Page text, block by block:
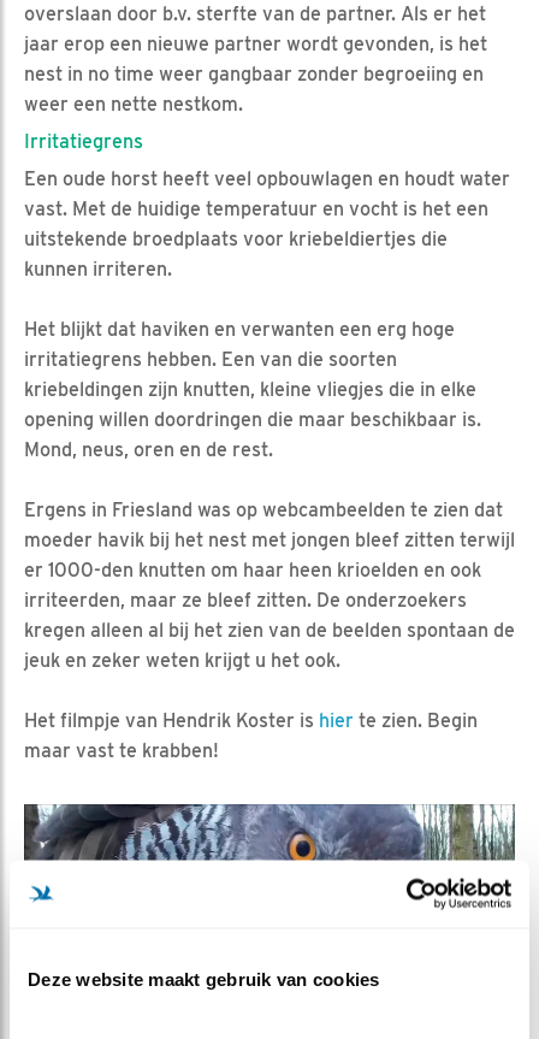
Deze website maakt gebruik van cookies
overslaan door b.v. sterfte van de partner. Als er het
jaar erop een nieuwe partner wordt gevonden, is het
nest in no time weer gangbaar zonder begroeiing en
weer een nette nestkom.
Irritatiegrens
Een oude horst heeft veel opbouwlagen en houdt water
vast. Met de huidige temperatuur en vocht is het een
uitstekende broedplaats voor kriebeldiertjes die
kunnen irriteren.
Het blijkt dat haviken en verwanten een erg hoge
irritatiegrens hebben. Een van die soorten
kriebeldingen zijn knutten, kleine vliegjes die in elke
opening willen doordringen die maar beschikbaar is.
Mond, neus, oren en de rest.
Ergens in Friesland was op webcambeelden te zien dat
moeder havik bij het nest met jongen bleef zitten terwijl
er 1000-den knutten om haar heen krioelden en ook
irriteerden, maar ze bleef zitten. De onderzoekers
kregen alleen al bij het zien van de beelden spontaan de
jeuk en zeker weten krijgt u het ook.
Het filmpje van Hendrik Koster is hier te zien. Begin
maar vast te krabben!